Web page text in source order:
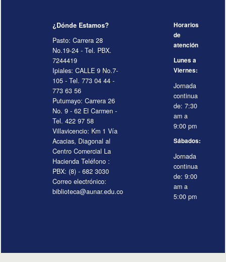
¿Dónde Estamos?
Pasto: Carrera 28
No.19-24 - Tel. PBX.
7244419
Ipiales: CALLE 9 No.7-
105 - Tel. 773 04 44 -
773 63 56
Putumayo: Carrera 26
No. 9 - 62 El Carmen -
Tel. 422 97 58
Villavicencio: Km 1 Vía
Acacias, Diagonal al
Centro Comercial La
Hacienda Teléfono :
PBX: (8) - 682 3030
Correo electrónico:
biblioteca@aunar.edu.co
Horarios
de
atención
Lunes a
Viernes:
Jornada
continua
de: 7:30
am a
9:00 pm
Sábados:
Jornada
continua
de: 9:00
am a
5:00 pm